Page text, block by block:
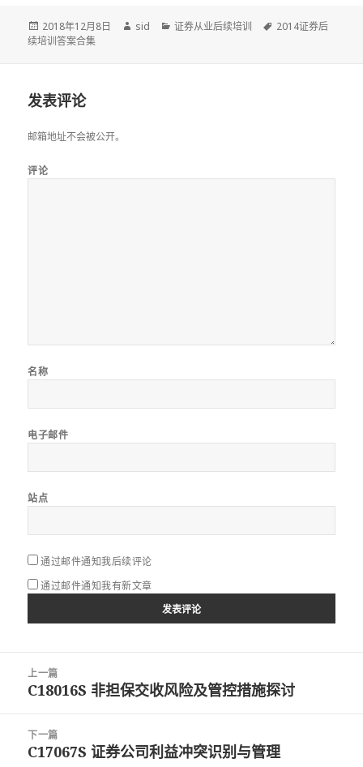
发
布
2018年12月8日
作
sid
分
证券从业后续培训
标
2014证券后
续培训答案合集
发表评论
邮箱地址不会被公开。
评论
名称
电子邮件
站点
通过邮件通知我后续评论
通过邮件通知我有新文章
上一篇
上
文
章：
C18016S 非担保交收风险及管控措施探讨
下一篇
下
C17067S 证券公司利益冲突识别与管理